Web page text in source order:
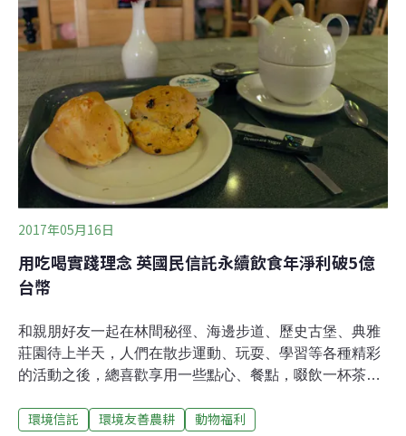
地，且未領取林務局獎勵造林或農糧署其他生態維護獎
勵，單一土地面積在0.1公頃以上5公頃以下，就可到土地
所在鄉鎮市公所申請，縣府委託團隊會協助提供紅外線自
動照相機安裝、農法建議、農作物農藥檢出及領取獎勵金
表格填寫，只要通過農藥檢出或拍攝到石虎影像，可獲每
公頃新台幣2萬元獎勵金，若拍到石虎有1萬元獎勵金。另
外，12鄉鎮市合法立案的社區、基金會、宮
2017年05月16日
用吃喝實踐理念 英國民信託永續飲食年淨利破5億
台幣
和親朋好友一起在林間秘徑、海邊步道、歷史古堡、典雅
莊園待上半天，人們在散步運動、玩耍、學習等各種精彩
的活動之後，總喜歡享用一些點心、餐點，啜飲一杯茶、
不例外。英國國民信託經營超過150間茶室、餐廳、咖啡
環境信託 環境友善農耕 動物福利